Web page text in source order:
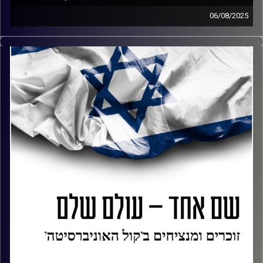
כשהתקבל ליחידת המלא״ר הוא היה מאוד גאה בהישג.
הוא ידע שמשפחתו אוהבת אותו וגאה בו, בדיוק כפי שהוא
אהב והיה גאה בה.
בתוכנית זו, נשמע את השירים האהובים על עמית, מתוך
הפלייליסט שלו.
קרדיט תמונות:AudioVersity
06/08/2025
אירועי ה 07.10.23 ידוברו ויסופרו שנים קדימה. בין שלל
הסיפורים ישנו הסיפור של סמ״ר אור מזרחי. אור איבד את אמו
כשהיה בן חצי שנה. כשהיה בן 17, איבד את אחיו בתאונת
דרכים, בה נכח. למרות הקשיים, בחר להתגייס לקרבי ולתרום
למדינת ישראל. בבוקר ה 07.10 שמר לבדו באזור כרם שלום,
כשהוא נלחם לבדו אל מול גלי מחבלים. אביו, אבי מזרחי, יספר
את סיפורו של אור והמשפחה.
קרדיט תמונות:AudioVersity